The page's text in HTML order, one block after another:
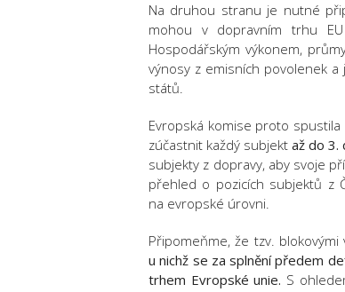
Na druhou stranu je nutné
mohou v dopravním trhu
Hospodářským výkonem,
výnosy z emisních povolenek
států.
Evropská komise proto
zúčastnit každý subjektaž do 3.
subjekty z dopravy, aby svoje
přehled o pozicích subjektů z
na evropské úrovni.
Připomeňme, že tzv.
u nichž se za splnění předem
trhem Evropské unie. S